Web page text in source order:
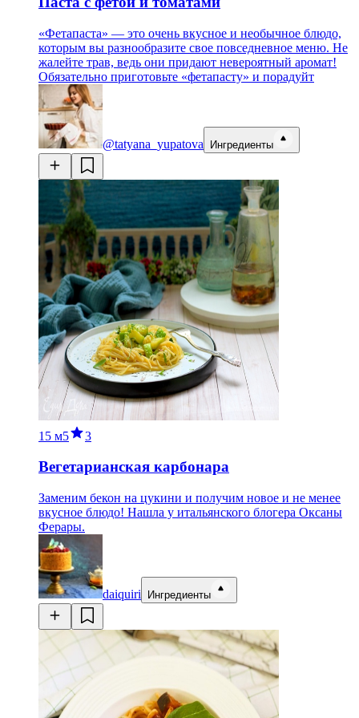
«Фетапаста» — это очень вкусное и необычное блюдо,
которым вы разнообразите свое повседневное меню. Не
жалейте трав, ведь они придают невероятный аромат!
Обязательно приготовьте «фетапасту» и порадуйт
@tatyana_yupatova Ингредиенты
15 м5 3
Вегетарианская карбонара
Заменим бекон на цукини и получим новое и не менее
вкусное блюдо! Нашла у итальянского блогера Оксаны
Ферары.
daiquiri Ингредиенты